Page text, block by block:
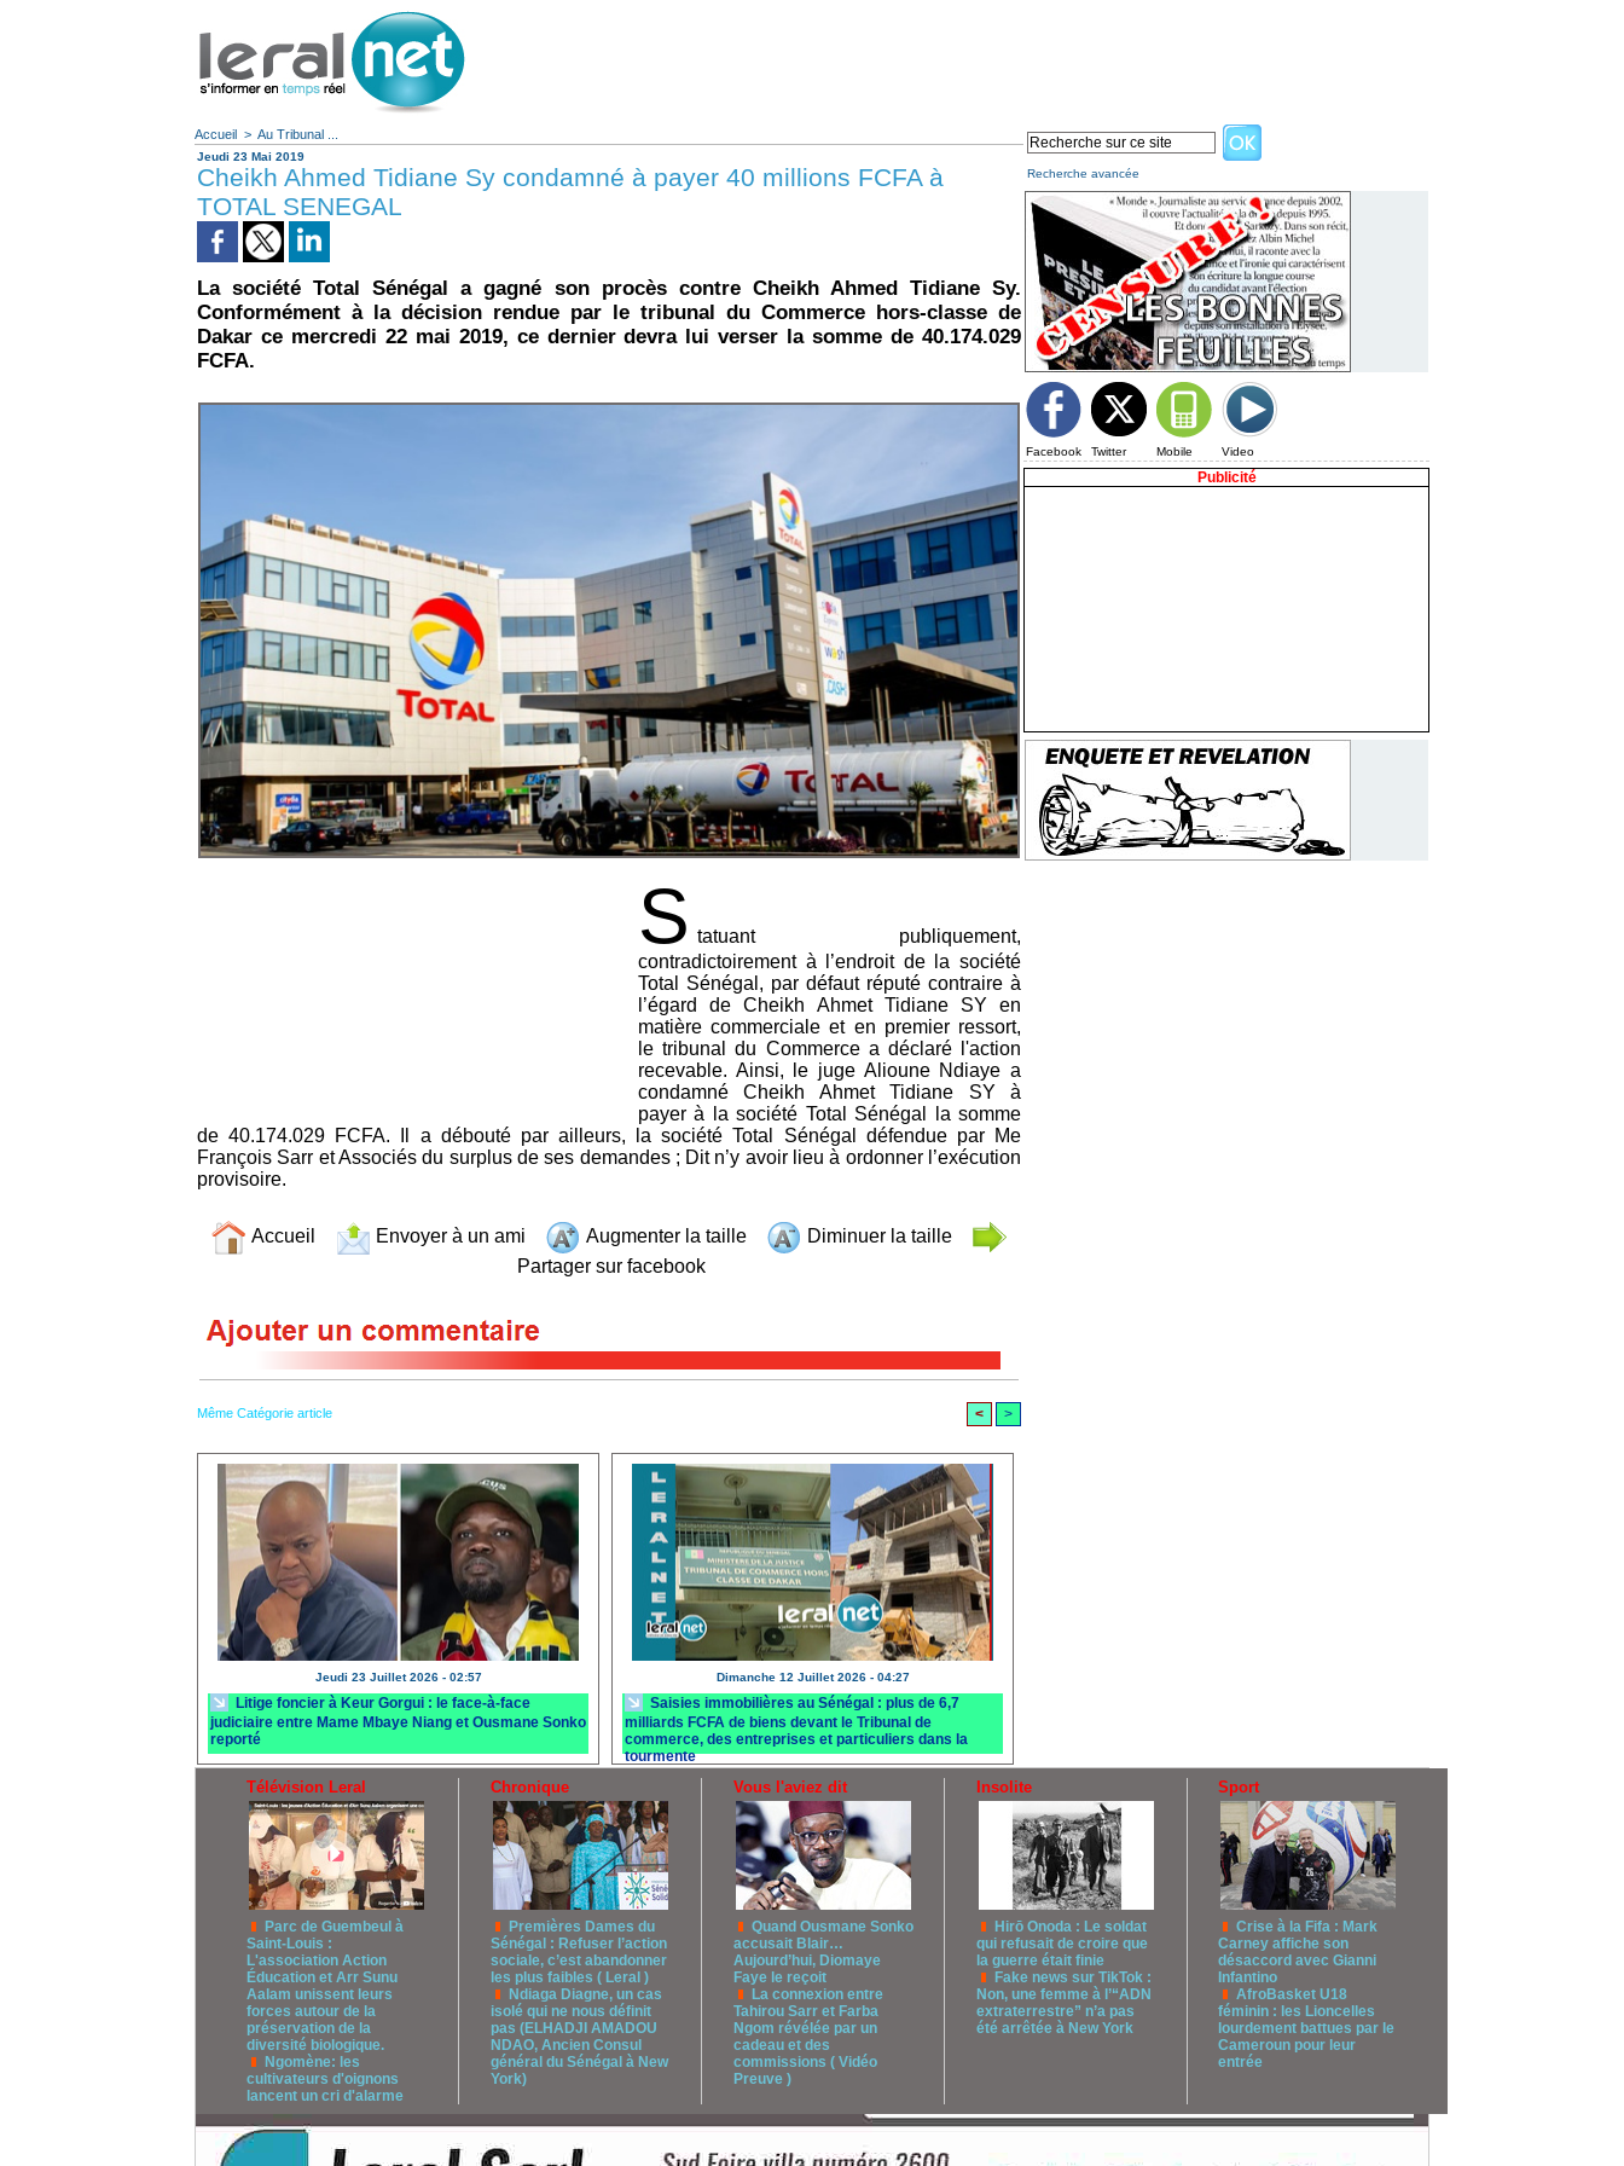
Accueil > Au Tribunal ...
Jeudi 23 Mai 2019
Cheikh Ahmed Tidiane Sy condamné à payer 40 millions FCFA à
TOTAL SENEGAL
La société Total Sénégal a gagné son procès contre Cheikh Ahmed Tidiane Sy.
Conformément à la décision rendue par le tribunal du Commerce hors-classe de
Dakar ce mercredi 22 mai 2019, ce dernier devra lui verser la somme de 40.174.029
FCFA.
S tatuant publiquement,
contradictoirement à l’endroit de la société
Total Sénégal, par défaut réputé contraire à
l’égard de Cheikh Ahmet Tidiane SY en
matière commerciale et en premier ressort,
le tribunal du Commerce a déclaré l'action
recevable. Ainsi, le juge Alioune Ndiaye a
condamné Cheikh Ahmet Tidiane SY à
payer à la société Total Sénégal la somme
de 40.174.029 FCFA. Il a débouté par ailleurs, la société Total Sénégal défendue par Me
François Sarr et Associés du surplus de ses demandes ; Dit n’y avoir lieu à ordonner l’exécution
provisoire.
Accueil Envoyer à un ami Augmenter la taille
Diminuer la taille
Partager sur facebook
Même Catégorie article < >
Jeudi 23 Juillet 2026 - 02:57
Litige foncier à Keur Gorgui : le face-à-face
judiciaire entre Mame Mbaye Niang et Ousmane Sonko
reporté
Dimanche 12 Juillet 2026 - 04:27
Saisies immobilières au Sénégal : plus de 6,7
milliards FCFA de biens devant le Tribunal de
commerce, des entreprises et particuliers dans la
tourmente
Recherche avancée
Facebook Twitter Mobile Video
Publicité
Télévision Leral
Parc de Guembeul à
Saint-Louis :
L'association Action
Éducation et Arr Sunu
Aalam unissent leurs
forces autour de la
préservation de la
diversité biologique.
Ngomène: les
cultivateurs d'oignons
lancent un cri d'alarme
Chronique
Premières Dames du
Sénégal : Refuser l’action
sociale, c’est abandonner
les plus faibles ( Leral )
Ndiaga Diagne, un cas
isolé qui ne nous définit
pas (ELHADJI AMADOU
NDAO, Ancien Consul
général du Sénégal à New
York)
Vous l'aviez dit
Quand Ousmane Sonko
accusait Blair…
Aujourd’hui, Diomaye
Faye le reçoit
La connexion entre
Tahirou Sarr et Farba
Ngom révélée par un
cadeau et des
commissions ( Vidéo
Preuve )
Insolite
Hirō Onoda : Le soldat
qui refusait de croire que
la guerre était finie
Fake news sur TikTok :
Non, une femme à l’“ADN
extraterrestre” n’a pas
été arrêtée à New York
Sport
Crise à la Fifa : Mark
Carney affiche son
désaccord avec Gianni
Infantino
AfroBasket U18
féminin : les Lioncelles
lourdement battues par le
Cameroun pour leur
entrée